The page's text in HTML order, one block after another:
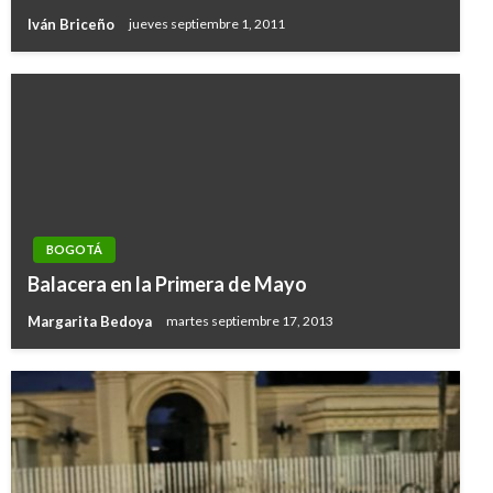
Iván Briceño jueves septiembre 1, 2011
BOGOTÁ
Balacera en la Primera de Mayo
Margarita Bedoya martes septiembre 17, 2013